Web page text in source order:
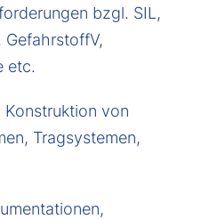
bzgl. SIL,
GefahrstoffV,
etc.
Konstruktion von
Tragsystemen,